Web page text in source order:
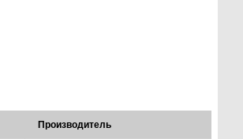
Производитель